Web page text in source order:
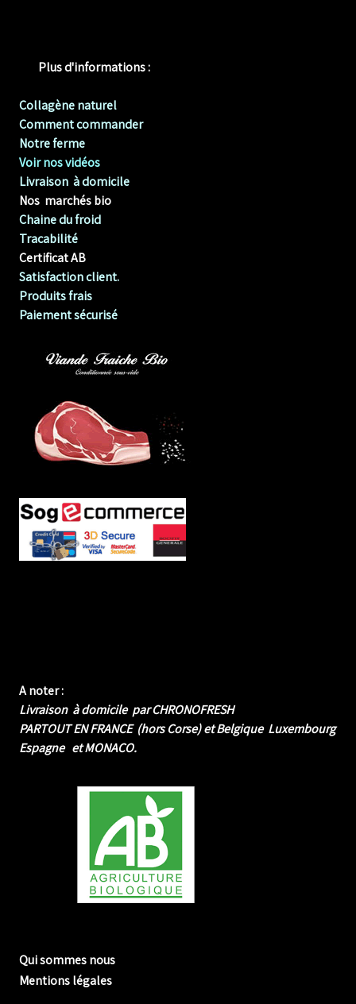
Plus d'informations :
Collagène naturel
Comment commander
Notre ferme
Voir nos vidéos
Livraison à domicile
Nos marchés bio
Chaine du froid
Tracabilité
Certificat AB
Satisfaction client.
Produits frais
Paiement sécurisé
A noter :
Livraison à domicile par CHRONOFRESH
PARTOUT EN FRANCE (hors Corse) et Belgique Luxembourg
Espagne et MONACO.
Qui sommes nous
Mentions légales